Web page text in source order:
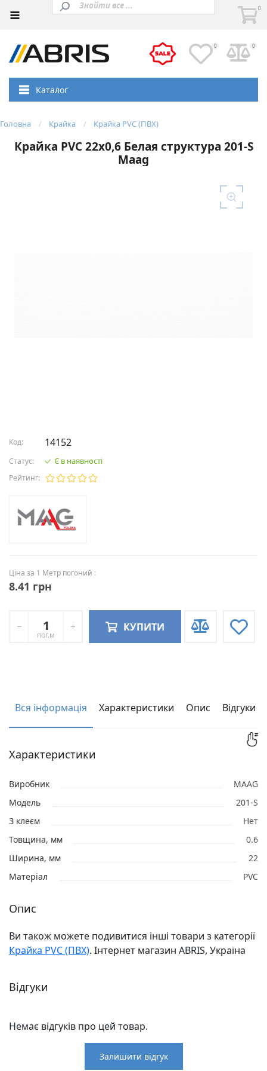
0
0 0
Каталог
Головна Крайка Крайка PVC (ПВХ)
Крайка PVC 22х0,6 Белая структура 201-S
Maag
Код: 14152
Статус: Є в наявності
Рейтинг:
Ціна за 1 Метр погоний :
8.41 грн
пог.м
КУПИТИ
Вся інформація Характеристики Опис Відгуки
Характеристики
Виробник
MAAG
Модель
201-S
З клеєм
Нет
Товщина, мм
0.6
Ширина, мм
22
Матеріал
PVC
Опис
Ви також можете подивитися інші товари з категорії
Крайка PVC (ПВХ). Інтернет магазин ABRIS, Україна
Відгуки
Немає відгуків про цей товар.
Залишити відгук